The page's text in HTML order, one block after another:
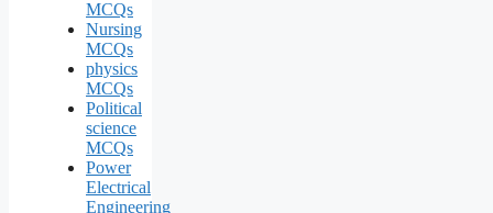
MCQs
Nursing
MCQs
physics
MCQs
Political
science
MCQs
Power
Electrical
Engineering